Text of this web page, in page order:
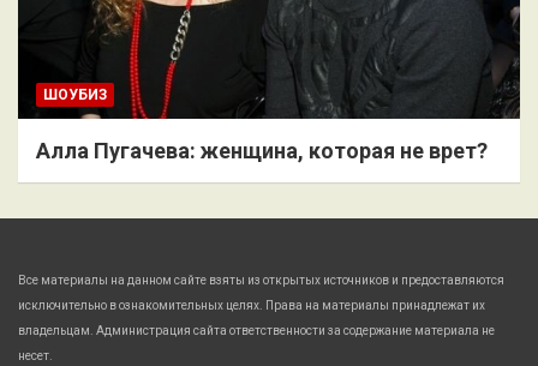
ШОУБИЗ
Алла Пугачева: женщина, которая не врет?
Все материалы на данном сайте взяты из открытых источников и предоставляются
исключительно в ознакомительных целях. Права на материалы принадлежат их
владельцам. Администрация сайта ответственности за содержание материала не
несет.